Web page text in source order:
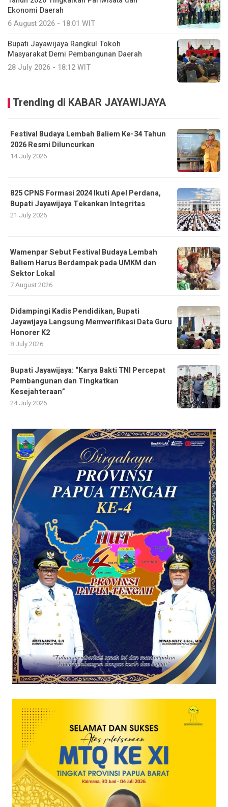
Ekonomi Daerah
6 August 2026 - 18:01 WIT
Bupati Jayawijaya Rangkul Tokoh
Masyarakat Demi Pembangunan Daerah
28 July 2026 - 18:12 WIT
Trending di KABAR JAYAWIJAYA
Festival Budaya Lembah Baliem Ke-34 Tahun
2026 Resmi Diluncurkan
14 July 2026
825 CPNS Formasi 2024 Ikuti Apel Perdana,
Bupati Jayawijaya Tekankan Integritas
21 July 2026
Wamenpar Sebut Festival Budaya Lembah
Baliem Harus Berdampak pada UMKM dan
Sektor Lokal
7 August 2026
Didampingi Kadis Pendidikan, Bupati
Jayawijaya Langsung Memverifikasi Data Guru
Honorer K2
8 July 2026
Bupati Jayawijaya: “Karya Bakti TNI Percepat
Pembangunan dan Tingkatkan
Kesejahteraan”
24 July 2026